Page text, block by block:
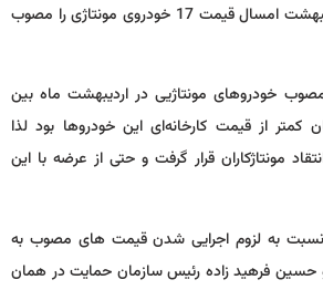
براین اساس در اواسط اردیبهشت امسال قیمت 17 خودروی مونتاژی را مصوب
خودروهای مونتاژیی در اردیبهشت ماه بین
تومان کمتر از قیمت‌ کارخانه‌ای این خودروها بود لذا
مونتاژکاران قرار گرفت و حتی از عرضه با این
به لزوم اجرایی شدن قیمت های مصوب به
فرهید زاده رئیس سازمان حمایت در همان